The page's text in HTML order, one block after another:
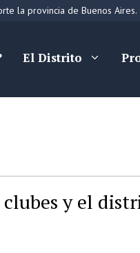
la provincia de Buenos Aires.
El Distrito
clubes y el